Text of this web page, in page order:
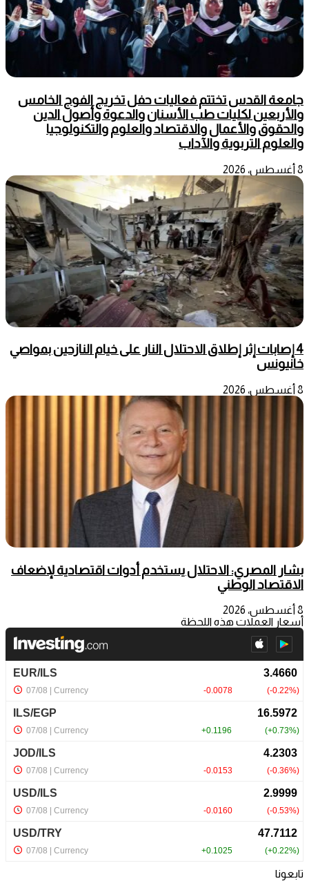
جامعة القدس تختتم فعاليات حفل تخريج الفوج الخامس
والأربعين لكليات طب الأسنان والدعوة وأصول الدين
والحقوق والأعمال والاقتصاد والعلوم والتكنولوجيا
والعلوم التربوية والآداب
8 أغسطس، 2026
4 إصابات إثر إطلاق الاحتلال النار على خيام النازحين بمواصي
خانيونس
8 أغسطس، 2026
بشار المصري: الاحتلال يستخدم أدوات اقتصادية لإضعاف
الاقتصاد الوطني
8 أغسطس، 2026
أسعار العملات هذه اللحظة
تابعونا